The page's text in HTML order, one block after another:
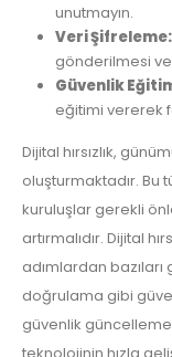
unutmayın.
Veri Şifreleme:
gönderilmesi
Güvenlik
eğitimi vererek
Dijital hırsızlık,
oluşturmaktadır. Bu
kuruluşlar gerekli
artırmalıdır. Dijital
adımlardan
doğrulama gibi
güvenlik